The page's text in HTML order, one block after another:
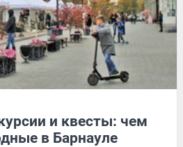
и квесты: чем
в Барнауле